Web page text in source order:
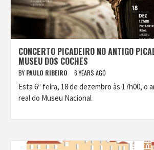
CONCERTO PICADEIRO NO ANTIGO
MUSEU DOS COCHES
BY PAULO RIBEIRO 6 YEARS AGO
Esta 6ª feira, 18 de dezembro às 17h00, o
real do Museu Nacional